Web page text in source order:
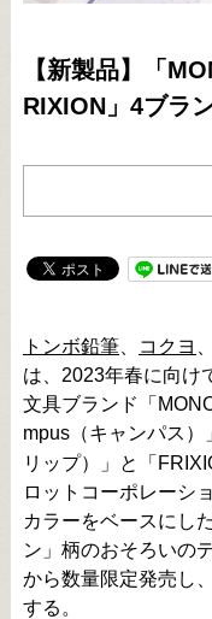
【新製品】「
RIXION」4ブラ
トンボ鉛筆、 コクヨ
は、2023年春に向け
文具ブランド「
mpus（キャンパス）
リップ）」と「
ロットコーポレーシ
カラーをベースにし
ン」柄のおそろいの
から数量限定発売し
する。